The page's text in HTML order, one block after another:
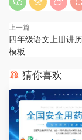
上一篇
四年级语文上册讲
模板
猜你喜欢